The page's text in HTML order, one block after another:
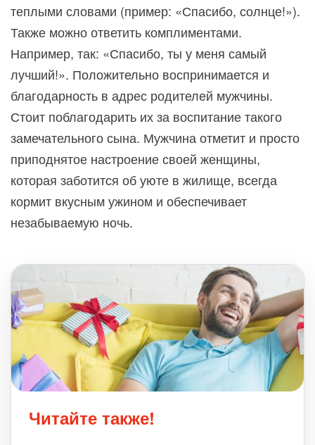
теплыми словами (пример: «Спасибо, солнце!»).
Также можно ответить комплиментами.
Например, так: «Спасибо, ты у меня самый
лучший!». Положительно воспринимается и
благодарность в адрес родителей мужчины.
Стоит поблагодарить их за воспитание такого
замечательного сына. Мужчина отметит и просто
приподнятое настроение своей женщины,
которая заботится об уюте в жилище, всегда
кормит вкусным ужином и обеспечивает
незабываемую ночь.
Читайте также!